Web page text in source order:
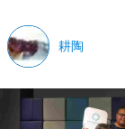
耕陶